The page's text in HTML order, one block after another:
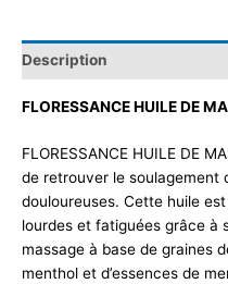
Description
FLORESSANCE HUILE DE
FLORESSANCE HUILE DE
de retrouver le soulagement
douloureuses. Cette huile
lourdes et fatiguées grâce à
massage à base de graines
menthol et d’essences de